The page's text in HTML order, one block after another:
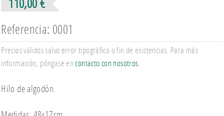
110,00 €
Referencia: 0001
Precios válidos salvo error tipográfico o fin de existencias. Para más
información, póngase encontacto con nosotros
Hilo de algodón.